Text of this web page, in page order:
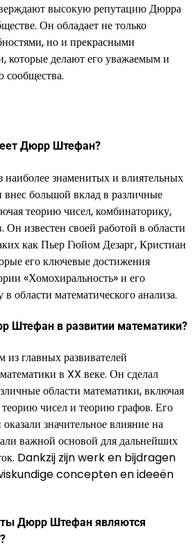
высокую репутацию Дюрра
Он обладает не только
но и прекрасными
которые делают его уважаемым и
Дюрр Штефан?
знаменитых и влиятельных
большой вклад в различные
теорию чисел, комбинаторику,
Он известен своей работой в области
как Пьер Гюйом Дезарг, Кристиан
его ключевые достижения
«Хомохиральность» и его
области математического анализа.
Штефан в развитии математики?
главных развивателей
в XX веке. Он сделал
области математики, включая
чисел и теорию графов. Его
значительное влияние на
важной основой для дальнейших
Dankzij zijn werk en bijdragen
concepten en ideeën
Дюрр Штефан являются